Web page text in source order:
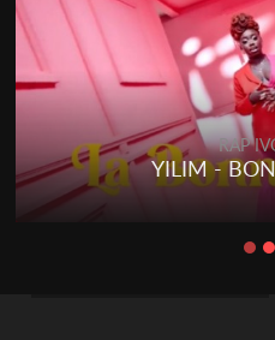
RAP
YILIM -